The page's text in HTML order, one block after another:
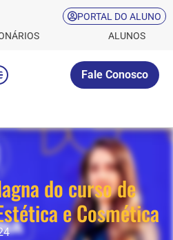
PORTAL DO ALUNO
ALUNOS
Fale Conosco
do curso de
e Cosmética